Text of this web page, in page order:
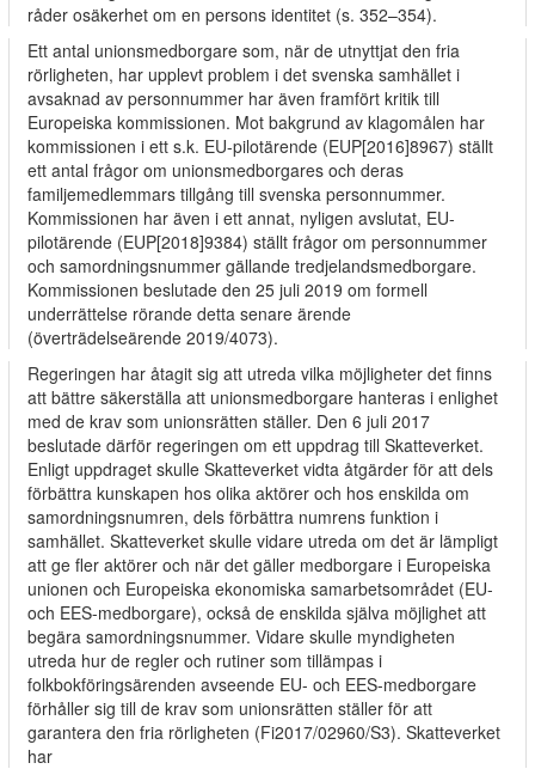
råder osäkerhet om en persons identitet (s. 352–354).
Ett antal unionsmedborgare som, när de utnyttjat den fria
rörligheten, har upplevt problem i det svenska samhället i
avsaknad av personnummer har även framfört kritik till
Europeiska kommissionen. Mot bakgrund av klagomålen har
kommissionen i ett s.k. EU-pilotärende (EUP[2016]8967) ställt
ett antal frågor om unionsmedborgares och deras
familjemedlemmars tillgång till svenska personnummer.
Kommissionen har även i ett annat, nyligen avslutat, EU-
pilotärende (EUP[2018]9384) ställt frågor om personnummer
och samordningsnummer gällande tredjelandsmedborgare.
Kommissionen beslutade den 25 juli 2019 om formell
underrättelse rörande detta senare ärende
(överträdelseärende 2019/4073).
Regeringen har åtagit sig att utreda vilka möjligheter det finns
att bättre säkerställa att unionsmedborgare hanteras i enlighet
med de krav som unionsrätten ställer. Den 6 juli 2017
beslutade därför regeringen om ett uppdrag till Skatteverket.
Enligt uppdraget skulle Skatteverket vidta åtgärder för att dels
förbättra kunskapen hos olika aktörer och hos enskilda om
samordningsnumren, dels förbättra numrens funktion i
samhället. Skatteverket skulle vidare utreda om det är lämpligt
att ge fler aktörer och när det gäller medborgare i Europeiska
unionen och Europeiska ekonomiska samarbetsområdet (EU-
och EES-medborgare), också de enskilda själva möjlighet att
begära samordningsnummer. Vidare skulle myndigheten
utreda hur de regler och rutiner som tillämpas i
folkbokföringsärenden avseende EU- och EES-medborgare
förhåller sig till de krav som unionsrätten ställer för att
garantera den fria rörligheten (Fi2017/02960/S3). Skatteverket
har